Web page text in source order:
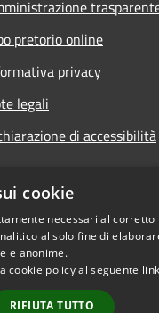
pretorio online
privacy
legali
di accessibilità
cookie
necessari al corretto
al solo fine di
e anonime.
cookie policy al seguente link
RIFIUTA TUTTO